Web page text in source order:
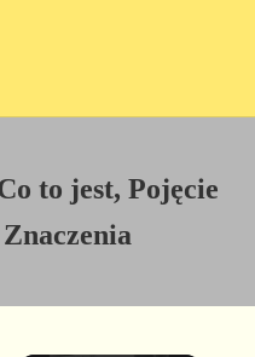
to jest, Pojęcie